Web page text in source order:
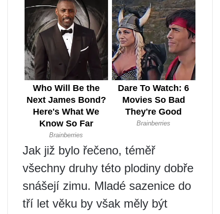
Jak již bylo řečeno, téměř
všechny druhy této plodiny dobře
snášejí zimu. Mladé sazenice do
tří let věku by však měly být